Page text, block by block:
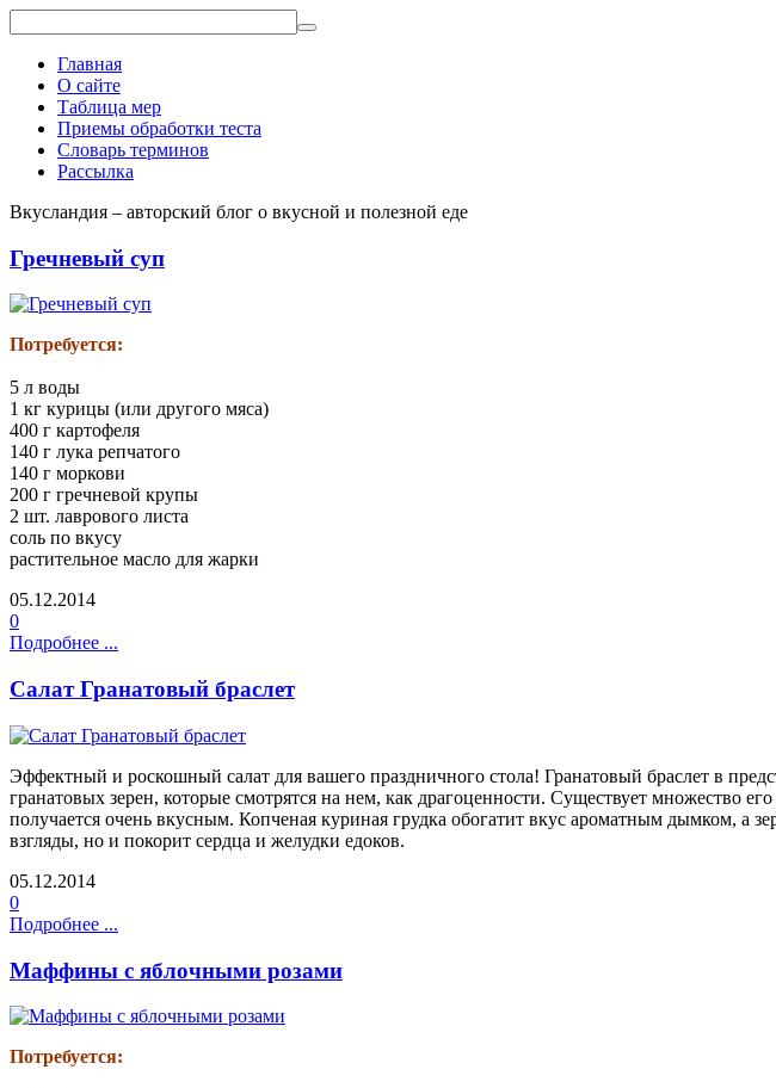
Главная
О сайте
Таблица мер
Приемы обработки теста
Словарь терминов
Рассылка
Вкусландия – авторский блог о вкусной и полезной еде
Гречневый суп
Потребуется:
5 л воды
1 кг курицы (или другого мяса)
400 г картофеля
140 г лука репчатого
140 г моркови
200 г гречневой крупы
2 шт. лаврового листа
соль по вкусу
растительное масло для жарки
05.12.2014
0
Подробнее ...
Салат Гранатовый браслет
Эффектный и роскошный салат для вашего праздничного стола! Гранатовый браслет в
гранатовых зерен, которые смотрятся на нем, как драгоценности. Существует множество
получается очень вкусным. Копченая куриная грудка обогатит вкус ароматным дымком, а
взгляды, но и покорит сердца и желудки едоков.
05.12.2014
0
Подробнее ...
Маффины с яблочными розами
Потребуется: